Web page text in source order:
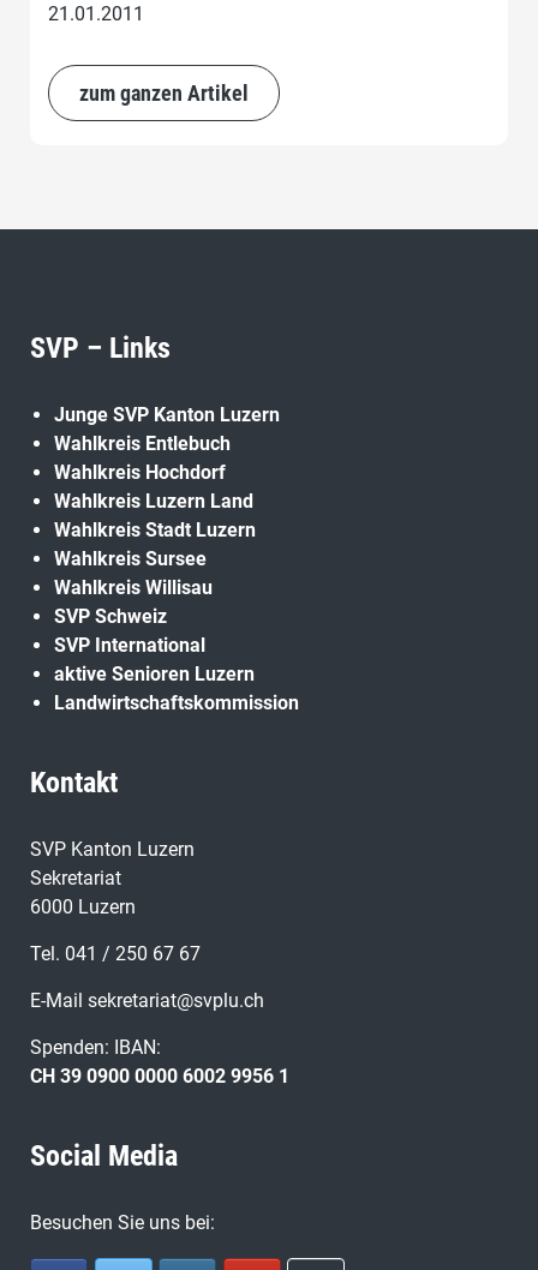
21.01.2011
zum ganzen Artikel
SVP – Links
Junge SVP Kanton Luzern
Wahlkreis Entlebuch
Wahlkreis Hochdorf
Wahlkreis Luzern Land
Wahlkreis Stadt Luzern
Wahlkreis Sursee
Wahlkreis Willisau
SVP Schweiz
SVP International
aktive Senioren Luzern
Landwirtschaftskommission
Kontakt
SVP Kanton Luzern
Sekretariat
6000 Luzern
Tel. 041 / 250 67 67
E-Mail sekretariat@svplu.ch
Spenden: IBAN:
CH 39 0900 0000 6002 9956 1
Social Media
Besuchen Sie uns bei: